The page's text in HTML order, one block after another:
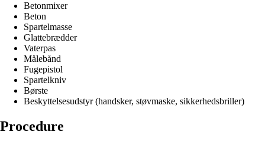
Betonmixer
Beton
Spartelmasse
Glattebrædder
Vaterpas
Målebånd
Fugepistol
Spartelkniv
Børste
Beskyttelsesudstyr (handsker, støvmaske, sikkerhedsbriller)
Procedure